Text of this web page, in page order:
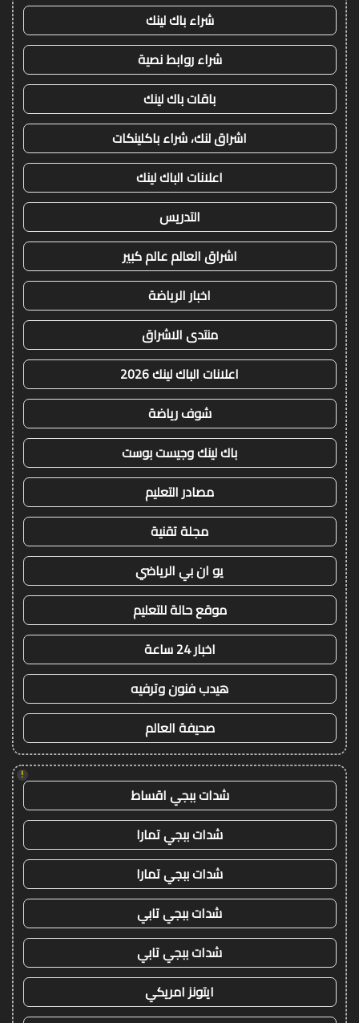
شراء باك لينك
شراء روابط نصية
باقات باك لينك
اشراق لنك، شراء باكلينكات
اعلانات الباك لينك
التدريس
اشراق العالم عالم كبير
اخبار الرياضة
منتدى الاشراق
اعلانات الباك لينك 2026
شوف رياضة
باك لينك وجيست بوست
مصادر التعليم
مجلة تقنية
يو ان بي الرياضي
موقع حالة للتعليم
اخبار 24 ساعة
هيدب فنون وترفيه
صحيفة العالم
!
شدات ببجي اقساط
شدات ببجي تمارا
شدات ببجي تمارا
شدات ببجي تابي
شدات ببجي تابي
ايتونز امريكي